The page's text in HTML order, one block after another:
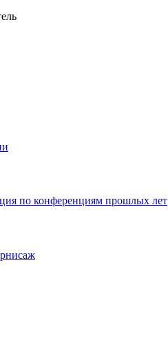
по конференциям прошлых лет